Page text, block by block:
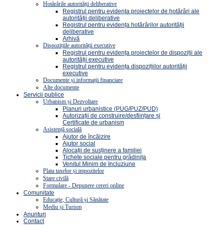
Hotărârile autorității deliberative
Registrul pentru evidenţa proiectelor de hotărâri ale
autorității deliberative
Registrul pentru evidența hotărârilor autorității
deliberative
Arhivă
Dispozițiile autorității executive
Registrul pentru evidența proiectelor de dispoziții ale
autorității executive
Registrul pentru evidența dispozițiilor autorității
executive
Documente și informații financiare
Alte documente
Servicii publice
Urbanism și Dezvoltare
Planuri urbanistice (PUG/PUZ/PUD)
Autorizații de construire/desființare și
Certificate de urbanism
Asistență socială
Ajutor de încălzire
Ajutor social
Alocații de susținere a familiei
Tichete sociale pentru grădinița
Venitul Minim de Incluziune
Plata taxelor și impozitelor
Stare civilă
Formulare - Depunere cereri online
Comunitate
Educație, Cultură și Sănătate
Mediu și Turism
Anunturi
Contact